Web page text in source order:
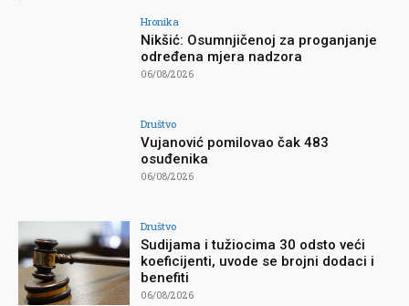
Hronika
Nikšić: Osumnjičenoj za proganjanje
određena mjera nadzora
06/08/2026
Društvo
Vujanović pomilovao čak 483
osuđenika
06/08/2026
Društvo
Sudijama i tužiocima 30 odsto veći
koeficijenti, uvode se brojni dodaci i
benefiti
06/08/2026